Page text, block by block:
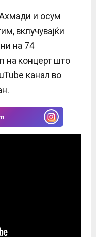
и осум
вклучувајќи
на 74
на концерт што
канал во